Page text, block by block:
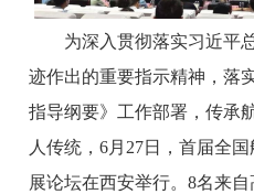
为深入贯彻落实习近平
迹作出的重要指示精神，落
指导纲要》工作部署，传承
人传统，6月27日，首届全
展论坛在西安举行。8名来